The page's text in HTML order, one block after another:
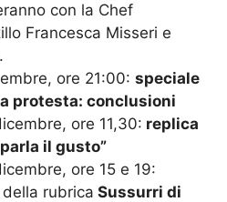
con la Chef
Francesca Misseri e
ore 21:00: speciale
protesta: conclusioni
ore 11,30: replica
il gusto”
ore 15 e 19:
rubrica Sussurri di